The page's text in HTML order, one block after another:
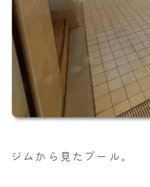
ジムから見たプール。